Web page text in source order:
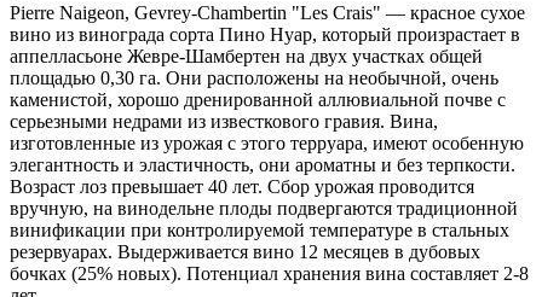
Pierre Naigeon, Gevrey-Chambertin "Les Crais" — красное сухое
вино из винограда сорта Пино Нуар, который произрастает в
аппелласьоне Жевре-Шамбертен на двух участках общей
площадью 0,30 га. Они расположены на необычной, очень
каменистой, хорошо дренированной аллювиальной почве с
серьезными недрами из известкового гравия. Вина,
изготовленные из урожая с этого терруара, имеют особенную
элегантность и эластичность, они ароматны и без терпкости.
Возраст лоз превышает 40 лет. Сбор урожая проводится
вручную, на винодельне плоды подвергаются традиционной
винификации при контролируемой температуре в стальных
резервуарах. Выдерживается вино 12 месяцев в дубовых
бочках (25% новых). Потенциал хранения вина составляет 2-8